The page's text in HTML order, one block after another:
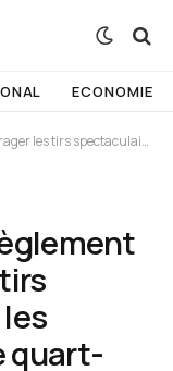
ECONOMIE
les ultimes secondes de quart-temps
quart-